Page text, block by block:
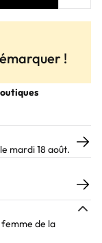
Add to
mardi 18 août.
!
femme de la